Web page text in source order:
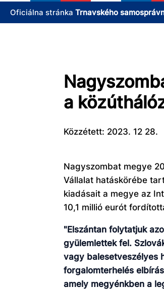
Oficiálna stránka Trnavského
a
Közzétett: 2023. 12 28.
Nagyszombat megye
Vállalat hatáskörébe
kiadásait a megye az
10,1 millió eurót
"Elszántan folytatjuk
gyülemlettek fel.
vagy balesetveszélyes
forgalomterhelés
amely megyénkben a